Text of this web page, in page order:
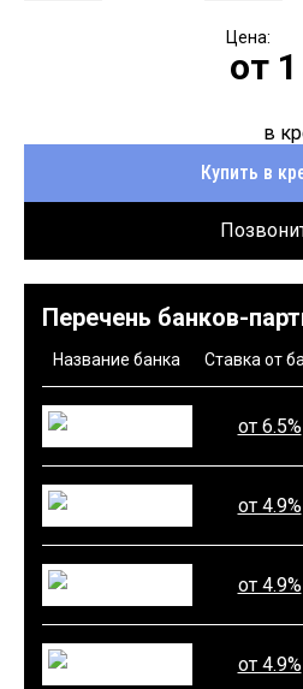
от
в
Купить в
Перечень банков-
Название банка Ставка от
от 6.5%
от 4.9%
от 4.9%
от 4.9%